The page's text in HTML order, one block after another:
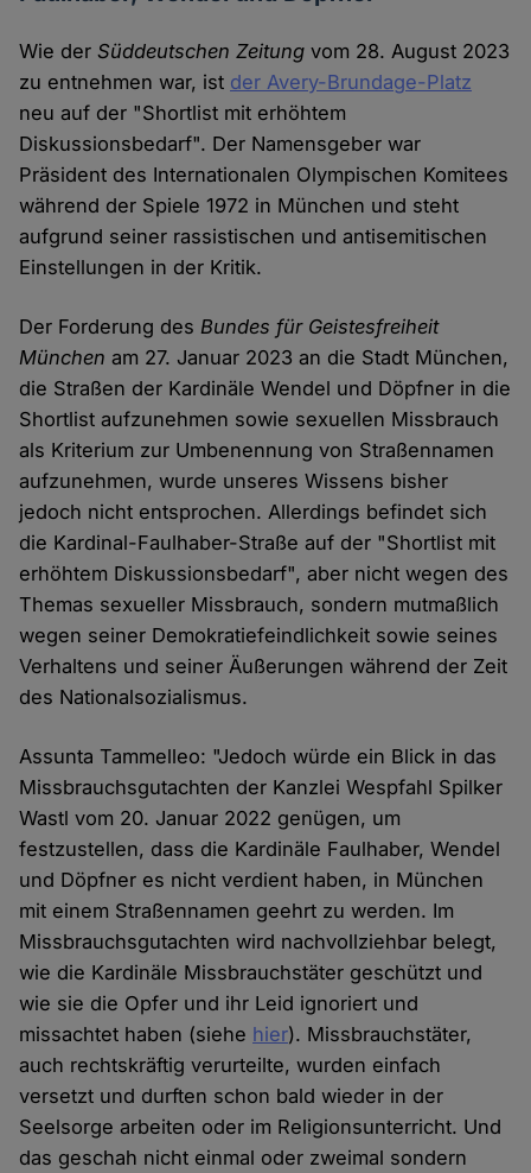
Wie derSüddeutschen Zeitung vom 28. August 2023
zu entnehmen war, ist der Avery-Brundage-Platz
neu auf der "Shortlist mit erhöhtem
Diskussionsbedarf". Der Namensgeber war
Präsident des Internationalen Olympischen Komitees
während der Spiele 1972 in München und steht
aufgrund seiner rassistischen und antisemitischen
Einstellungen in der Kritik.
Der Forderung desBundes für Geistesfreiheit
München am 27. Januar 2023 an die Stadt München,
die Straßen der Kardinäle Wendel und Döpfner in die
Shortlist aufzunehmen sowie sexuellen Missbrauch
als Kriterium zur Umbenennung von Straßennamen
aufzunehmen, wurde unseres Wissens bisher
jedoch nicht entsprochen. Allerdings befindet sich
die Kardinal-Faulhaber-Straße auf der "Shortlist mit
erhöhtem Diskussionsbedarf", aber nicht wegen des
Themas sexueller Missbrauch, sondern mutmaßlich
wegen seiner Demokratiefeindlichkeit sowie seines
Verhaltens und seiner Äußerungen während der Zeit
des Nationalsozialismus.
Assunta Tammelleo: "Jedoch würde ein Blick in das
Missbrauchsgutachten der Kanzlei Wespfahl Spilker
Wastl vom 20. Januar 2022 genügen, um
festzustellen, dass die Kardinäle Faulhaber, Wendel
und Döpfner es nicht verdient haben, in München
mit einem Straßennamen geehrt zu werden. Im
Missbrauchsgutachten wird nachvollziehbar belegt,
wie die Kardinäle Missbrauchstäter geschützt und
wie sie die Opfer und ihr Leid ignoriert und
missachtet haben (siehe hier). Missbrauchstäter,
auch rechtskräftig verurteilte, wurden einfach
versetzt und durften schon bald wieder in der
Seelsorge arbeiten oder im Religionsunterricht. Und
das geschah nicht einmal oder zweimal sondern